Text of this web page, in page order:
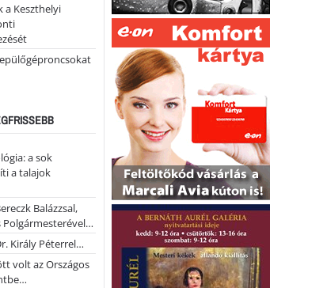
a Keszthelyi
a sok
a talajok
Balázzsal,
Polgármesterével…
Király Péterrel…
volt az Országos